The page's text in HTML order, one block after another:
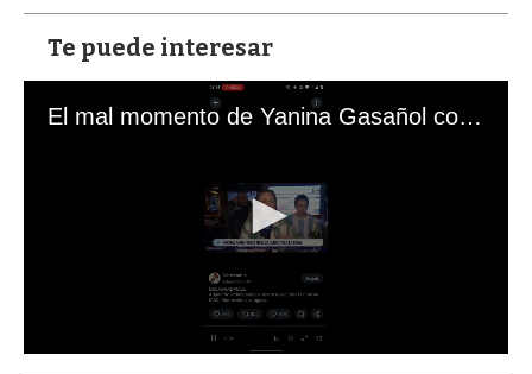
Te puede interesar
El mal momento de Yanina Gasañol con un hincha argentino en "Subrayado"